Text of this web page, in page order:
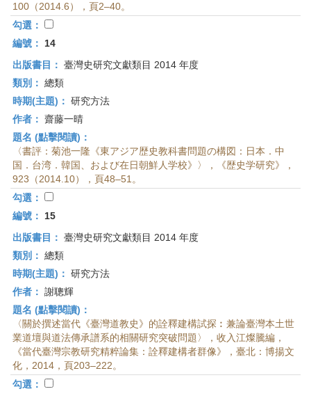
100（2014.6），頁2–40。
勾選：
編號：
14
出版書目： 臺灣史研究文獻類目 2014 年度
類別： 總類
時期(主題)： 研究方法
作者： 齋藤一晴
題名 (點擊閱讀)：
〈書評：菊池一隆《東アジア歴史教科書問題の構図：日本．中
国．台湾．韓国、および在日朝鮮人学校》〉，《歴史学研究》，
923（2014.10），頁48–51。
勾選：
編號：
15
出版書目： 臺灣史研究文獻類目 2014 年度
類別： 總類
時期(主題)： 研究方法
作者： 謝聰輝
題名 (點擊閱讀)：
〈關於撰述當代《臺灣道教史》的詮釋建構試探︰兼論臺灣本土世
業道壇與道法傳承譜系的相關研究突破問題〉，收入江燦騰編，
《當代臺灣宗教研究精粹論集：詮釋建構者群像》，臺北：博揚文
化，2014，頁203–222。
勾選：